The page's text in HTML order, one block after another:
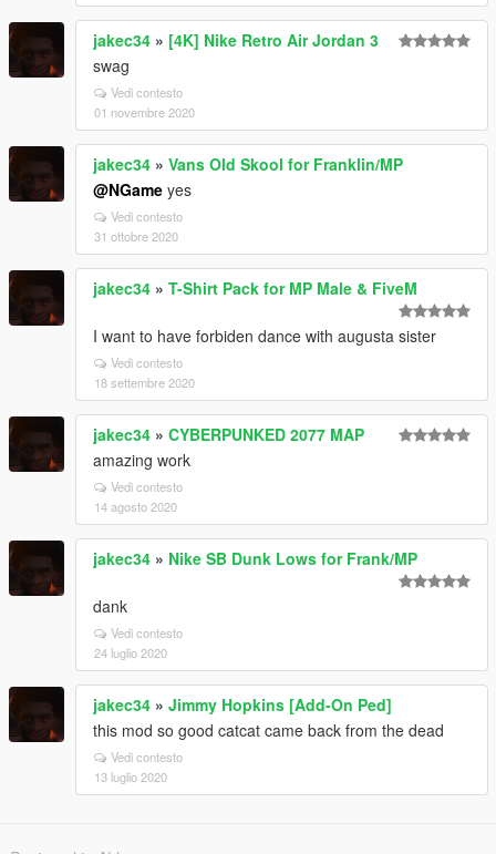
jakec34 » [4K] Nike Retro Air Jordan 3
swag
Vedi contesto
01 novembre 2020
jakec34 » Vans Old Skool for Franklin/MP
@NGame yes
Vedi contesto
31 ottobre 2020
jakec34 » T-Shirt Pack for MP Male & FiveM
I want to have forbiden dance with augusta sister
Vedi contesto
18 settembre 2020
jakec34 » CYBERPUNKED 2077 MAP
amazing work
Vedi contesto
14 agosto 2020
jakec34 » Nike SB Dunk Lows for Frank/MP
dank
Vedi contesto
24 luglio 2020
jakec34 » Jimmy Hopkins [Add-On Ped]
this mod so good catcat came back from the dead
Vedi contesto
13 luglio 2020